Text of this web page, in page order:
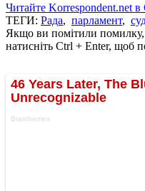
Читайте Korrespondent.net
ТЕГИ: Рада, парламент,
Якщо ви помітили помилку,
натисніть Ctrl + Enter, щоб